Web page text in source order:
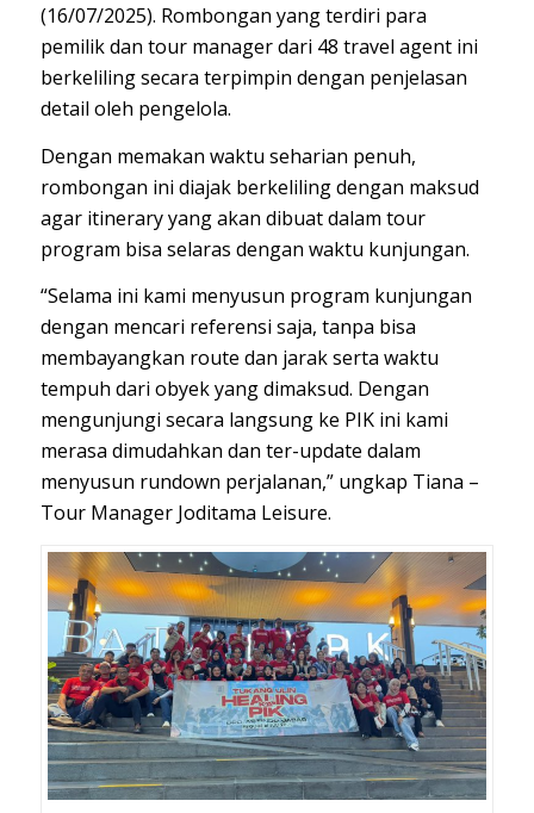
(16/07/2025). Rombongan yang terdiri para
pemilik dan tour manager dari 48 travel agent ini
berkeliling secara terpimpin dengan penjelasan
detail oleh pengelola.
Dengan memakan waktu seharian penuh,
rombongan ini diajak berkeliling dengan maksud
agar itinerary yang akan dibuat dalam tour
program bisa selaras dengan waktu kunjungan.
“Selama ini kami menyusun program kunjungan
dengan mencari referensi saja, tanpa bisa
membayangkan route dan jarak serta waktu
tempuh dari obyek yang dimaksud. Dengan
mengunjungi secara langsung ke PIK ini kami
merasa dimudahkan dan ter-update dalam
menyusun rundown perjalanan,” ungkap Tiana –
Tour Manager Joditama Leisure.